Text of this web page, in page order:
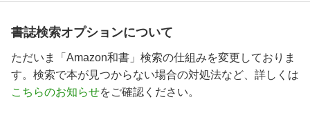
書誌検索オプションについて
ただいま「Amazon和書」検索の仕組みを変更しておりま
す。検索で本が見つからない場合の対処法など、詳しくは
こちらのお知らせをご確認ください。